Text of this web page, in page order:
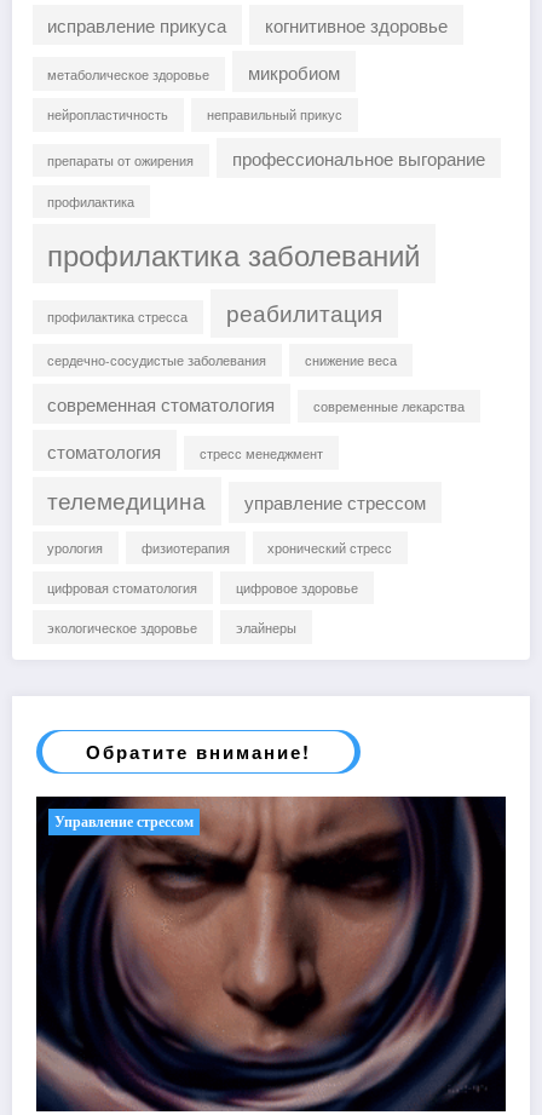
исправление прикуса
когнитивное здоровье
метаболическое здоровье микробиом
нейропластичность неправильный прикус
препараты от ожирения профессиональное выгорание
профилактика
профилактика заболеваний
профилактика стресса реабилитация
сердечно-сосудистые заболевания снижение веса
современная стоматология современные лекарства
стоматология стресс менеджмент
телемедицина управление стрессом
урология физиотерапия хронический стресс
цифровая стоматология цифровое здоровье
экологическое здоровье элайнеры
Обратите внимание!
Управление стрессом